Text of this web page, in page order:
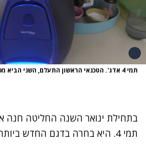
תמי 4 אדג'. הטכנאי הראשון התעלם, השני הביא מכשיר יותר מרעיש
בתחילת ינואר השנה החליטה חנה
תמי 4. היא בחרה בדגם החדש